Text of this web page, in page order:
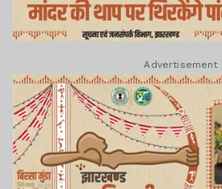
Advertisement